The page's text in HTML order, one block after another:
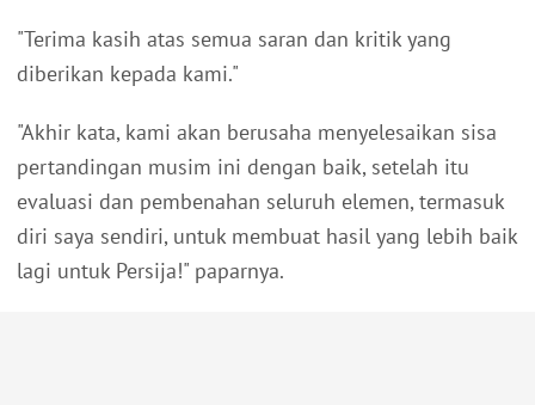
"Terima kasih atas semua saran dan kritik yang
diberikan kepada kami."
"Akhir kata, kami akan berusaha menyelesaikan sisa
pertandingan musim ini dengan baik, setelah itu
evaluasi dan pembenahan seluruh elemen, termasuk
diri saya sendiri, untuk membuat hasil yang lebih baik
lagi untuk Persija!" paparnya.